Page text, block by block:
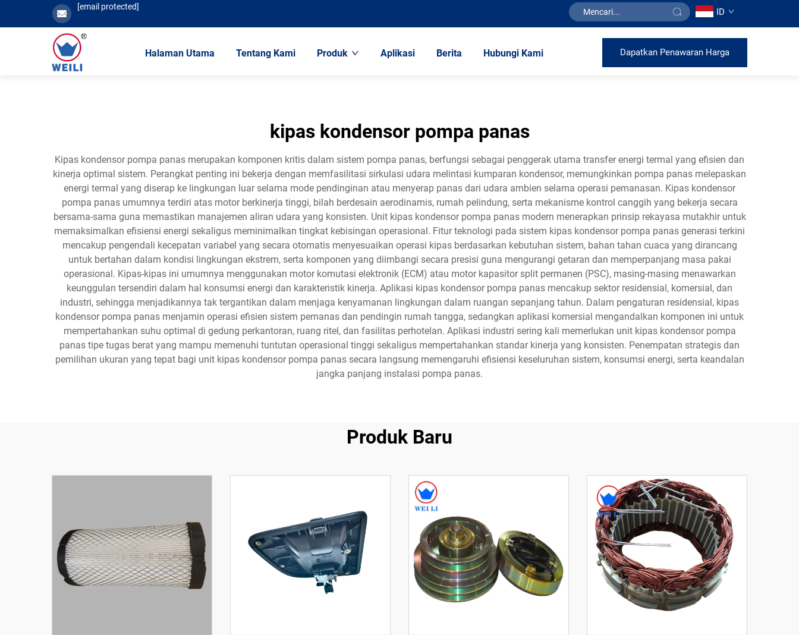
[email protected] ID
Halaman Utama Tentang Kami Produk Aplikasi Berita Hubungi Kami Dapatkan Penawaran Harga
kipas kondensor pompa panas
Kipas kondensor pompa panas merupakan komponen kritis dalam sistem pompa panas, berfungsi sebagai penggerak utama transfer energi termal yang efisien dan
kinerja optimal sistem. Perangkat penting ini bekerja dengan memfasilitasi sirkulasi udara melintasi kumparan kondensor, memungkinkan pompa panas melepaskan
energi termal yang diserap ke lingkungan luar selama mode pendinginan atau menyerap panas dari udara ambien selama operasi pemanasan. Kipas kondensor
pompa panas umumnya terdiri atas motor berkinerja tinggi, bilah berdesain aerodinamis, rumah pelindung, serta mekanisme kontrol canggih yang bekerja secara
bersama-sama guna memastikan manajemen aliran udara yang konsisten. Unit kipas kondensor pompa panas modern menerapkan prinsip rekayasa mutakhir untuk
memaksimalkan efisiensi energi sekaligus meminimalkan tingkat kebisingan operasional. Fitur teknologi pada sistem kipas kondensor pompa panas generasi terkini
mencakup pengendali kecepatan variabel yang secara otomatis menyesuaikan operasi kipas berdasarkan kebutuhan sistem, bahan tahan cuaca yang dirancang
untuk bertahan dalam kondisi lingkungan ekstrem, serta komponen yang diimbangi secara presisi guna mengurangi getaran dan memperpanjang masa pakai
operasional. Kipas-kipas ini umumnya menggunakan motor komutasi elektronik (ECM) atau motor kapasitor split permanen (PSC), masing-masing menawarkan
keunggulan tersendiri dalam hal konsumsi energi dan karakteristik kinerja. Aplikasi kipas kondensor pompa panas mencakup sektor residensial, komersial, dan
industri, sehingga menjadikannya tak tergantikan dalam menjaga kenyamanan lingkungan dalam ruangan sepanjang tahun. Dalam pengaturan residensial, kipas
kondensor pompa panas menjamin operasi efisien sistem pemanas dan pendingin rumah tangga, sedangkan aplikasi komersial mengandalkan komponen ini untuk
mempertahankan suhu optimal di gedung perkantoran, ruang ritel, dan fasilitas perhotelan. Aplikasi industri sering kali memerlukan unit kipas kondensor pompa
panas tipe tugas berat yang mampu memenuhi tuntutan operasional tinggi sekaligus mempertahankan standar kinerja yang konsisten. Penempatan strategis dan
pemilihan ukuran yang tepat bagi unit kipas kondensor pompa panas secara langsung memengaruhi efisiensi keseluruhan sistem, konsumsi energi, serta keandalan
jangka panjang instalasi pompa panas.
Produk Baru